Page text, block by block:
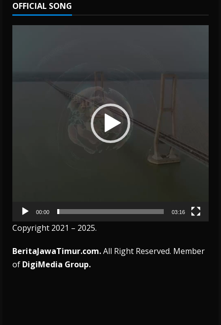
OFFICIAL SONG
00:00 03:16
Copyright 2021 – 2025.
BeritaJawaTimur.com.All Right Reserved. Member
of DigiMedia Group.